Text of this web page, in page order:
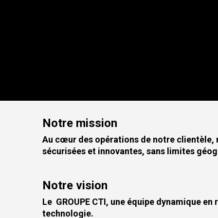
Notre mission
Au cœur des opérations de notre clientèle,
sécurisées et innovantes, sans limites
Notre vision
Le GROUPE CTI, une équipe dynamique
technologie.